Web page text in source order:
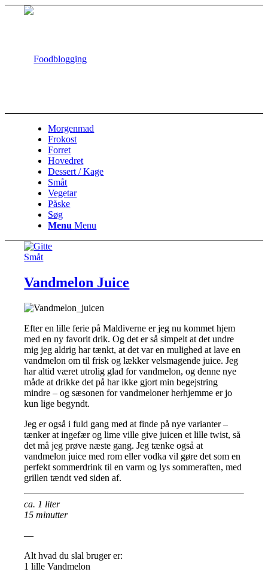
Morgenmad
Frokost
Forret
Hovedret
Dessert / Kage
Småt
Vegetar
Påske
Søg
Menu Menu
Småt
Vandmelon Juice
Efter en lille ferie på Maldiverne er jeg nu kommet hjem
med en ny favorit drik. Og det er så simpelt at det undre
mig jeg aldrig har tænkt, at det var en mulighed at lave en
vandmelon om til frisk og lækker velsmagende juice. Jeg
har altid været utrolig glad for vandmelon, og denne nye
måde at drikke det på har ikke gjort min begejstring
mindre – og sæsonen for vandmeloner herhjemme er jo
kun lige begyndt.
Jeg er også i fuld gang med at finde på nye varianter –
tænker at ingefær og lime ville give juicen et lille twist, så
det må jeg prøve næste gang. Jeg tænke også at
vandmelon juice med rom eller vodka vil gøre det som en
perfekt sommerdrink til en varm og lys sommeraften, med
grillen tændt ved siden af.
ca. 1 liter
15 minutter
—
Alt hvad du slal bruger er:
1 lille Vandmelon